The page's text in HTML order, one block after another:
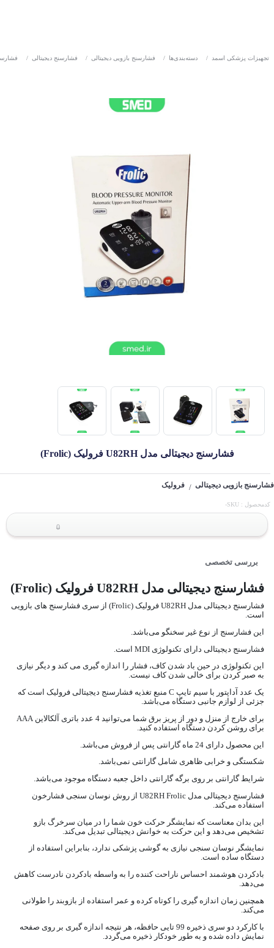
تجهیزات پزشکی اسمد / دسته‌بندی‌ها / فشارسنج بازویی دیجیتالی / فشارسنج دیجیتالی /
فشارسنج دیجیتالی مدل U82RH فرولیک (Frolic)
فشارسنج بازویی دیجیتالی / فرولیک
کدمحصول : SKU-
0
بررسی تخصصی
فشارسنج دیجیتالی مدل U82RH فرولیک (Frolic)
فشارسنج دیجیتالی مدل U82RH فرولیک (Frolic) از سری فشارسنج های بازویی
است.
این فشارسنج از نوع غیر سخنگو می‌باشد.
فشارسنج دیجیتالی دارای تکنولوژی MDI است.
این تکنولوژی در حین باد شدن کاف، فشار را اندازه گیری می کند و دیگر نیازی
به صبر کردن برای خالی شدن کاف نیست.
یک عدد آداپتور با سیم تایپ C منبع تغذیه فشارسنج دیجیتالی فرولیک است که
جزئی از لوازم جانبی دستگاه می‌باشد.
برای خارج از منزل و دور از پریز برق شما می‌توانید 4 عدد باتری آلکالاین AAA
برای روشن کردن دستگاه استفاده کنید.
این محصول دارای 24 ماه گارانتی پس از فروش می‌باشد.
شکستگی و خرابی ظاهری شامل گارانتی نمی‌باشد.
شرایط گارانتی بر روی برگه گارانتی داخل جعبه دستگاه موجود می‌باشد.
فشارسنج دیجیتالی مدل U82RH Frolic از روش نوسان سنجی فشارخون
استفاده می‌کند.
این بدان معناست که نمایشگر حرکت خون شما را در میان سرخرگ بازو
تشخیص می‌دهد و این حرکت به خوانش دیجیتالی تبدیل می‌کند.
نمایشگر نوسان سنجی نیازی به گوشی پزشکی ندارد، بنابراین استفاده از
دستگاه ساده است.
بادکردن هوشمند احساس ناراحت کننده را به واسطه بادکردن نادرست کاهش
می‌دهد.
همچنین زمان اندازه گیری را کوتاه کرده و عمر استفاده از بازوبند را طولانی
می‌کند.
با کارکرد دو سری ذخیره 99 تایی حافظه، هر نتیجه اندازه گیری بر روی صفحه
نمایش داده شده و به طور خودکار ذخیره می‌گردد.